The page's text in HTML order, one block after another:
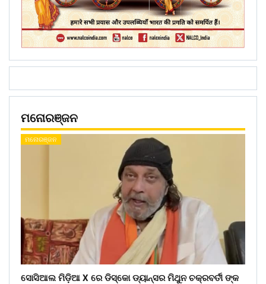
ମନୋରଞ୍ଜନ
ମନୋରଞ୍ଜନ
ସୋସିଆଲ ମିଡ଼ିଆ X ରେ ଡିସ୍କୋ ଡ୍ୟାନ୍ସର ମିଥୁନ ଚକ୍ରବର୍ତୀ ଙ୍କ